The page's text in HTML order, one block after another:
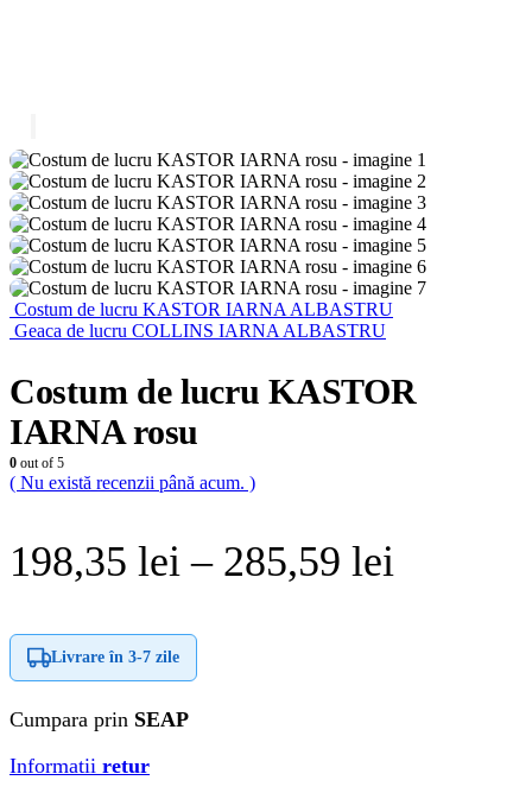
Costum de lucru KASTOR IARNA ALBASTRU
Geaca de lucru COLLINS IARNA ALBASTRU
Costum de lucru KASTOR
IARNA rosu
0 out of 5
( Nu există recenzii până acum. )
198,35 lei – 285,59 lei
Livrare în 3-7 zile
Cumpara prin SEAP
Informatii retur